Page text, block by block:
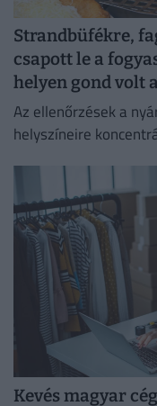
Strandbüfékre,
csapott le a
helyen gond volt
Az ellenőrzések a
helyszíneire
Kevés magyar